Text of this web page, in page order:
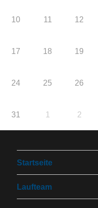
10 11 12
17 18 19
24 25 26
31 1 2
Startseite
Laufteam